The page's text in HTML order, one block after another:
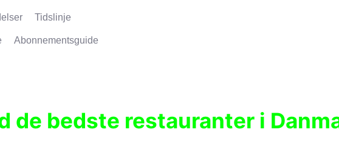
Tidslinje
Abonnementsguide
de bedste restauranter i